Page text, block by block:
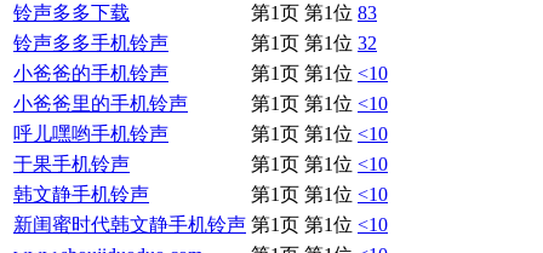
铃声多多下载
第1页 第1位 83
铃声多多手机铃声
第1页 第1位 32
小爸爸的手机铃声
第1页 第1位 <10
小爸爸里的手机铃声
第1页 第1位 <10
呼儿嘿哟手机铃声
第1页 第1位 <10
于果手机铃声
第1页 第1位 <10
韩文静手机铃声
第1页 第1位 <10
新闺蜜时代韩文静手机铃声 第1页 第1位 <10